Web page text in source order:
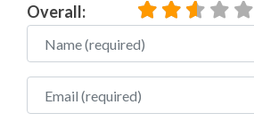
Overall:
Name
Email